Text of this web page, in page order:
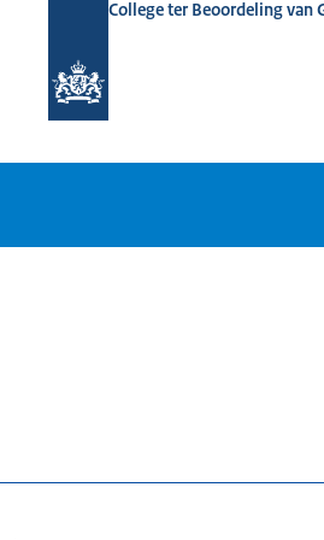
College ter Beoordeling van